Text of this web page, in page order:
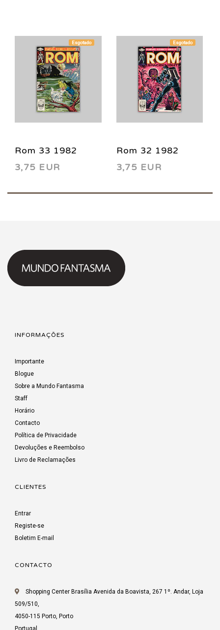
Esgotado
Rom 33 1982
3,75 EUR
Esgotado
Rom 32 1982
3,75 EUR
INFORMAÇÕES
Importante
Blogue
Sobre a Mundo Fantasma
Staff
Horário
Contacto
Política de Privacidade
Devoluções e Reembolso
Livro de Reclamações
CLIENTES
Entrar
Registe-se
Boletim E-mail
CONTACTO
Shopping Center Brasília Avenida da Boavista, 267 1º. Andar, Loja
509/510,
4050-115 Porto, Porto
Portugal